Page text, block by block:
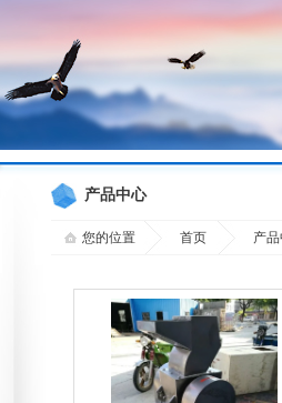
产品中心
您的位置 首页 产